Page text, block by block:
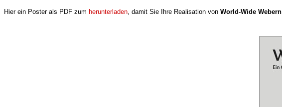
Hier ein Poster als PDF zum herunterladen , damit Sie Ihre Realisation von World-Wide Webern